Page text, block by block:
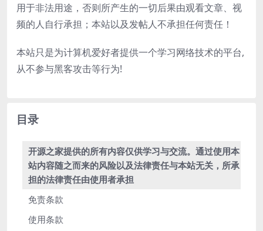
用于非法用途，否则所产生的一切后果由观看文章、视
频的人自行承担；本站以及发帖人不承担任何责任！
本站只是为计算机爱好者提供一个学习网络技术的平台,
从不参与黑客攻击等行为!
目录
开源之家提供的所有内容仅供学习与交流。通过使用本
站内容随之而来的风险以及法律责任与本站无关，所承
担的法律责任由使用者承担
免责条款
使用条款